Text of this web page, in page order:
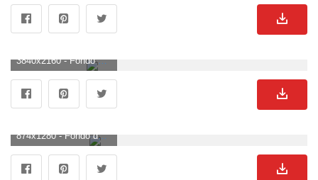
3840x2160 - Fondo de pantalla de 3840x2160. Imágen 4K Ultra HD de Miles Morales.
874x1280 - Fondo de pantalla de 874x1280. Fondo de pantalla de Miles Morales.